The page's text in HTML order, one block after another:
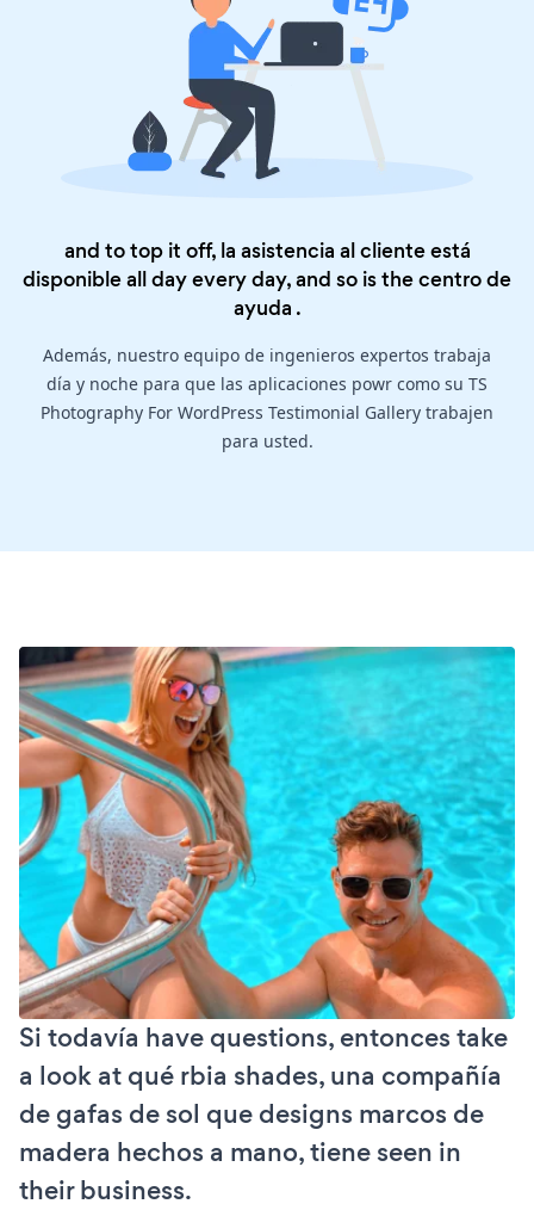
and to top it off, la asistencia al cliente está
disponible all day every day, and so is thecentro de
ayuda .
Además, nuestro equipo de ingenieros expertos trabaja
día y noche para que las aplicaciones powr como su TS
Photography For WordPress Testimonial Gallery trabajen
para usted.
Si todavía have questions, entonces take
a look at qué rbia shades, una compañía
de gafas de sol que designs marcos de
madera hechos a mano, tiene seen in
their business.